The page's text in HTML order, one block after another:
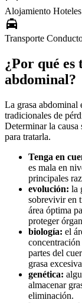
Alojamiento
local_taxi
Transporte
¿Por qué
abdominal?
La grasa abdominal
tradicionales de
Determinar la causa
para tratarla.
Tenga en
es mala en
principales
evolución: la
sobrevivir en
área óptima
proteger
biología: el
partes del
grasa
genética:
almacenar
eliminación.